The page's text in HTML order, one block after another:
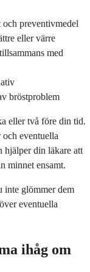
preventivmedel
eller värre
med
bröstproblem
eller två före din tid.
eventuella
hjälper din läkare att
minnet ensamt.
inte glömmer dem
eventuella
ihåg om